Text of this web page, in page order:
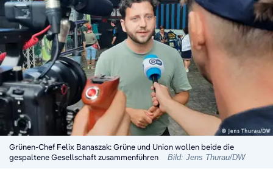
Grünen-Chef Felix Banaszak: Grüne und Union wollen beide die
gespaltene Gesellschaft zusammenführen
Bild: Jens Thurau/DW